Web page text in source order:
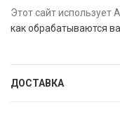
Этот сайт использует
как обрабатываются
ДОСТАВКА